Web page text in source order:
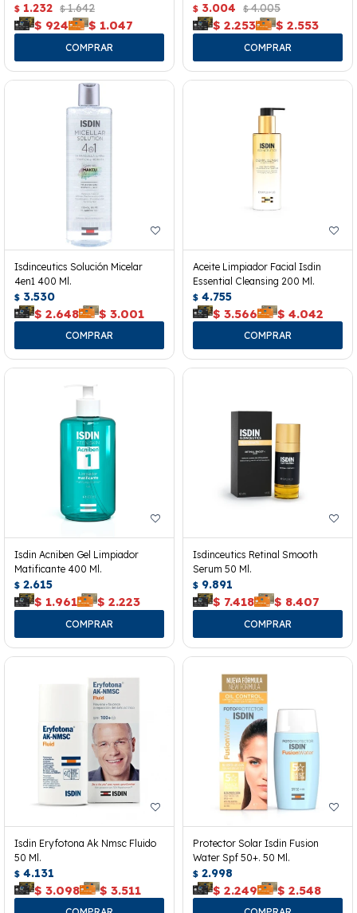
$ 1.232 $ 1.642
$ 924 $ 1.047
$ 3.004 $ 4.005
$ 2.253 $ 2.553
Isdinceutics Solución Micelar
4en1 400 Ml.
$ 3.530
$ 2.648 $ 3.001
Aceite Limpiador Facial Isdin
Essential Cleansing 200 Ml.
$ 4.755
$ 3.566 $ 4.042
Isdin Acniben Gel Limpiador
Matificante 400 Ml.
$ 2.615
$ 1.961 $ 2.223
Isdinceutics Retinal Smooth
Serum 50 Ml.
$ 9.891
$ 7.418 $ 8.407
Isdin Eryfotona Ak Nmsc Fluido
50 Ml.
$ 4.131
$ 3.098 $ 3.511
Protector Solar Isdin Fusion
Water Spf 50+. 50 Ml.
$ 2.998
$ 2.249 $ 2.548